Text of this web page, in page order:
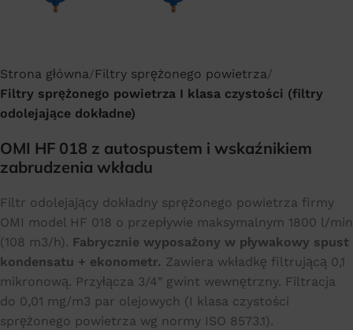
Strona główna Filtry sprężonego powietrza
Filtry sprężonego powietrza I klasa czystości (filtry
odolejające dokładne)
OMI HF 018 z autospustem i wskaźnikiem
zabrudzenia wkładu
Filtr odolejający dokładny sprężonego powietrza firmy
OMI model HF 018 o przepływie maksymalnym 1800 l/min
(108 m3/h). Fabrycznie wyposażony w pływakowy spust
kondensatu + ekonometr. Zawiera wkładkę filtrującą 0,1
mikronową. Przyłącza 3/4″ gwint wewnętrzny. Filtracja
do 0,01 mg/m3 par olejowych (I klasa czystości
sprężonego powietrza wg normy ISO 8573.1).